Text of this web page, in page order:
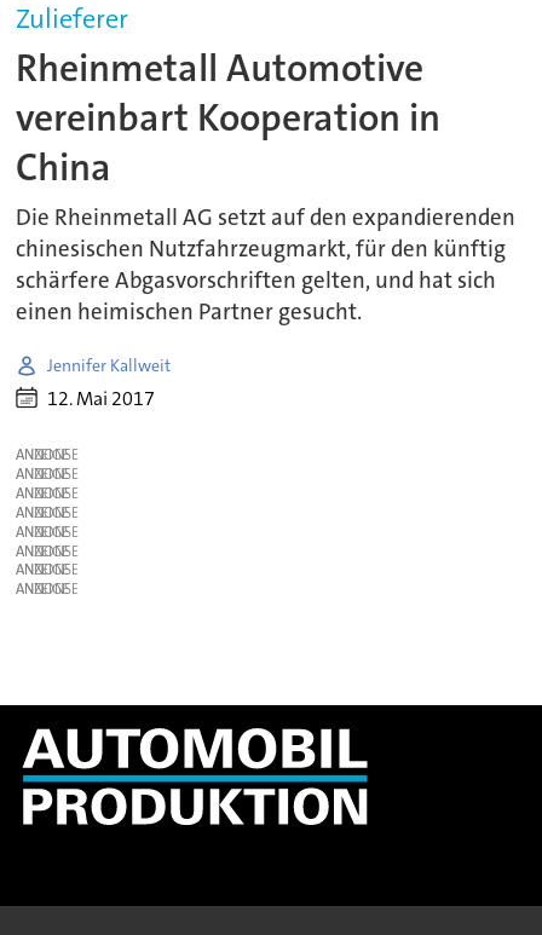
Zulieferer
Rheinmetall Automotive
vereinbart Kooperation in
China
Die Rheinmetall AG setzt auf den expandierenden
chinesischen Nutzfahrzeugmarkt, für den künftig
schärfere Abgasvorschriften gelten, und hat sich
einen heimischen Partner gesucht.
Jennifer Kallweit
12. Mai 2017
ANZEIGE
ANZEIGE
ANZEIGE
ANZEIGE
ANZEIGE
ANZEIGE
ANZEIGE
ANZEIGE